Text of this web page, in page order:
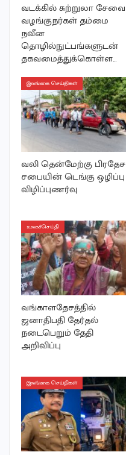
வடக்கில் சுற்றுலா சேவை
வழங்குநர்கள் தம்மை
நவீன
தொழில்நுட்பங்களுடன்
தகவமைத்துக்கொள்ள…
இலங்கை செய்திகள்
வலி தென்மேற்கு பிரதேச
சபையின் டெங்கு ஒழிப்பு
விழிப்புணர்வு
உலகச்செய்தி
வங்காளதேசத்தில்
ஜனாதிபதி தேர்தல்
நடைபெறும் தேதி
அறிவிப்பு
இலங்கை செய்திகள்